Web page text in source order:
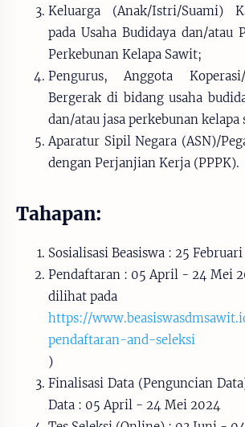
Keluarga (Anak/Istri/Suami)
pada Usaha Budidaya dan/atau
Perkebunan Kelapa Sawit;
Pengurus, Anggota
Bergerak di bidang usaha
dan/atau jasa perkebunan kelapa
Aparatur Sipil Negara (ASN)/
dengan Perjanjian Kerja (PPPK).
Tahapan:
Sosialisasi Beasiswa : 25
Pendaftaran : 05 April - 24 Mei
dilihat pada
https://
pendaftaran-and-seleksi
)
Finalisasi Data (Penguncian
Data : 05 April - 24 Mei 2024